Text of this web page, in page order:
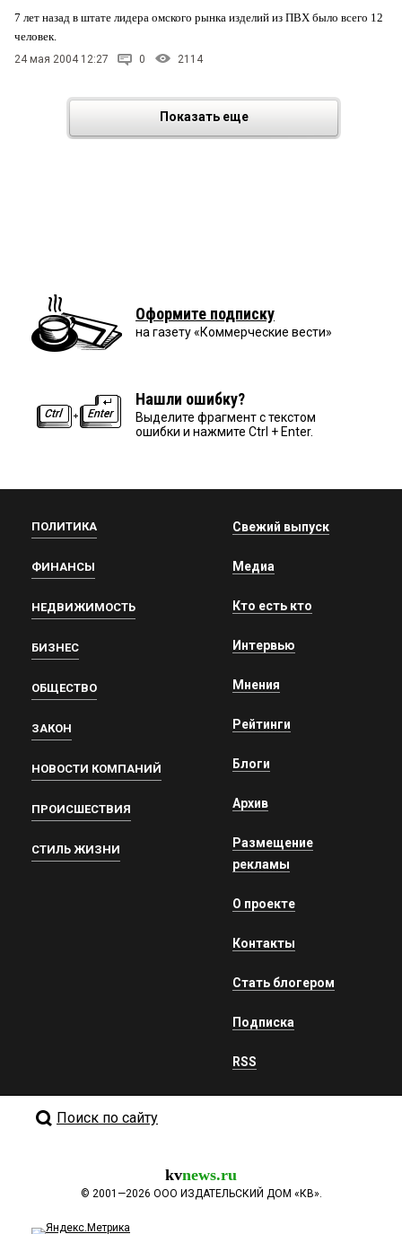
7 лет назад в штате лидера омского рынка изделий из ПВХ было всего 12
человек.
24 мая 2004 12:27 0 2114
Показать еще
Оформите подписку
на газету «Коммерческие вести»
Нашли ошибку?
Выделите фрагмент с текстом
ошибки и нажмите Ctrl + Enter.
ПОЛИТИКА
ФИНАНСЫ
НЕДВИЖИМОСТЬ
БИЗНЕС
ОБЩЕСТВО
ЗАКОН
НОВОСТИ КОМПАНИЙ
ПРОИСШЕСТВИЯ
СТИЛЬ ЖИЗНИ
Свежий выпуск
Медиа
Кто есть кто
Интервью
Мнения
Рейтинги
Блоги
Архив
Размещение
рекламы
О проекте
Контакты
Стать блогером
Подписка
RSS
Поиск по сайту
kvnews.ru
© 2001—2026 ООО ИЗДАТЕЛЬСКИЙ ДОМ «КВ».